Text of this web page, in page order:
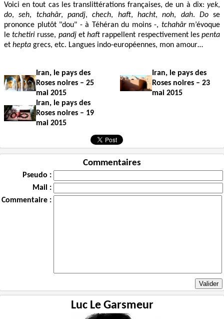
Voici en tout cas les translittérations françaises, de un à dix: yek,
do,seh, tchahâr, pandj,chech, haft, hacht,noh, dah. Dose
prononce plutôt "dou" - à Téhéran du moins -, tchahâr m’évoque
letchetiri russe, pandj ethaft rappellent respectivement lespenta
et hepta grecs, etc. Langues indo-européennes, mon amour…
Iran, le pays des
Roses noires – 25
mai 2015
Iran, le pays des
Roses noires – 23
mai 2015
Iran, le pays des
Roses noires – 19
mai 2015
Commentaires
Pseudo :
Mail :
Commentaire :
Luc Le Garsmeur